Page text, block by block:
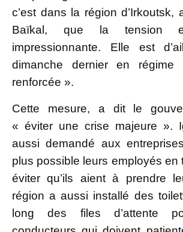
c’est dans la région d’Irkoutsk,
Baïkal, que la tension
impressionnante. Elle est
dimanche dernier en régime
renforcée ».
Cette mesure, a dit le
« éviter une crise majeure ».
aussi demandé aux
plus possible leurs employés en
éviter qu’ils aient à prendre
région a aussi installé des
long des files d’attente